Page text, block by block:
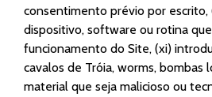
consentimento prévio por escrito,
dispositivo, software ou rotina
funcionamento do Site, (xi)
cavalos de Tróia, worms, bombas
material que seja malicioso ou